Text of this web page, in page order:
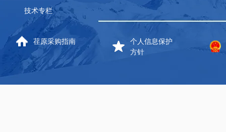
技术专栏
荏原采购指南
个人信息保护
方针